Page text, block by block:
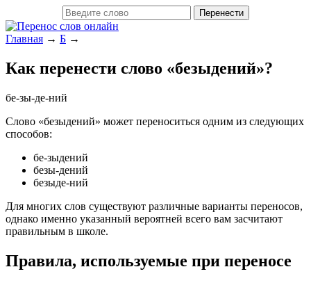
Главная → Б →
Как перенести слово «безыдений»?
бе-зы-де-ний
Слово «безыдений» может переноситься одним из следующих
способов:
бе-зыдений
безы-дений
безыде-ний
Для многих слов существуют различные варианты переносов,
однако именно указанный вероятней всего вам засчитают
правильным в школе.
Правила, используемые при переносе